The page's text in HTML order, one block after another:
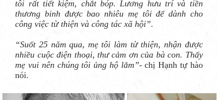
tôi rất tiết kiệm, chắt bóp. Lương hưu trí và tiền
thương binh được bao nhiêu mẹ tôi để dành cho
công việc từ thiện và công tác xã hội”.
“Suốt 25 năm qua, mẹ tôi làm từ thiện, nhận được
nhiều cuộc điện thoại, thư cảm ơn của bà con. Thấy
mẹ vui nên chúng tôi ủng hộ lắm”- chị Hạnh tự hào
nói.